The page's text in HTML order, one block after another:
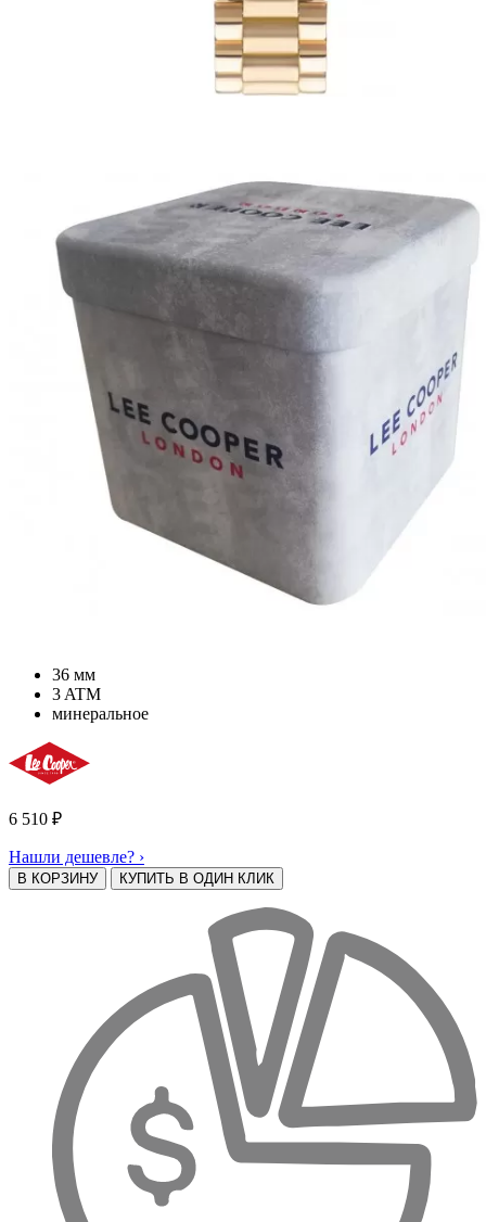
36 мм
3 ATM
минеральное
6 510 ₽
Нашли дешевле? ›
В КОРЗИНУ КУПИТЬ В ОДИН КЛИК